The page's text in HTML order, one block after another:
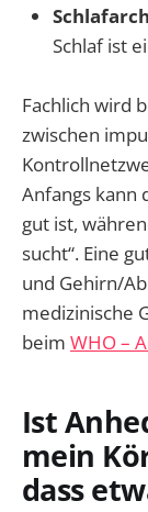
Schlaf ist
Fachlich wird
zwischen
Anfangs kann
gut ist,
sucht“. Eine
und Gehirn/
medizinische
beim WHO –
Ist
mein
dass